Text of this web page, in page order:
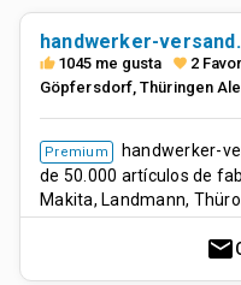
handwerker-
thumb_up 1045 me gusta favorite 2
Göpfersdorf ,Thüringen
Premium
handwerker-
de 50.000 artículos de
Makita, Landmann,
mail